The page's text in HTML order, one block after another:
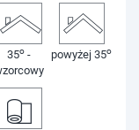
35o -
powyżej 35o